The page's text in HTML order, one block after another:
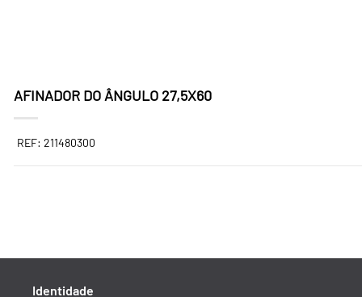
AFINADOR DO ÂNGULO 27,5X60
REF: 211480300
Identidade